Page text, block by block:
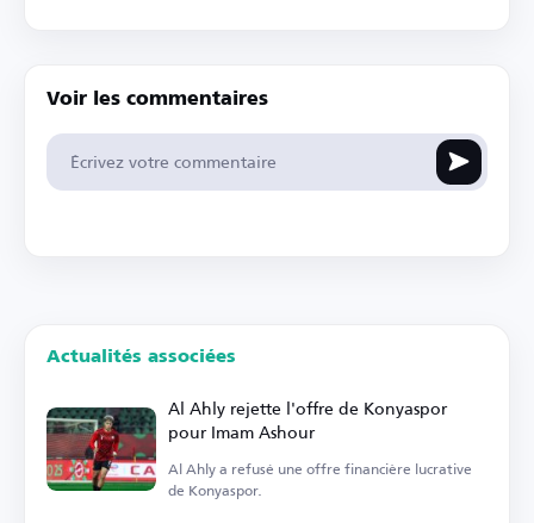
Voir les commentaires
Actualités associées
Al Ahly rejette l'offre de Konyaspor
pour Imam Ashour
Al Ahly a refusé une offre financière lucrative
de Konyaspor.